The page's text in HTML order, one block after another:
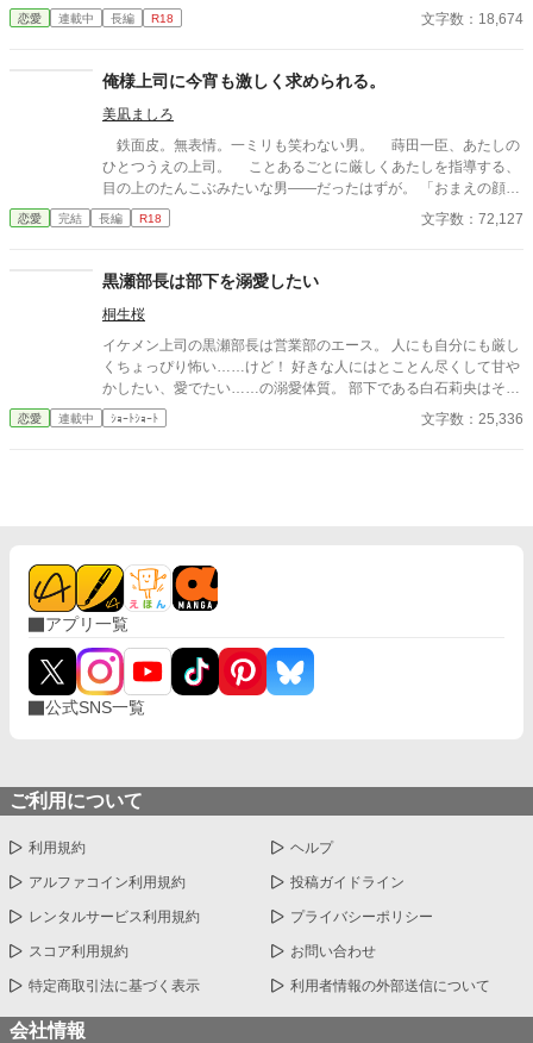
ない。 ある日、山の中で倒れている男性を発見。彼はなんと騎士
団長・レイルドで女嫌いの噂を持つ人物だった。 当然女嫌いの噂
が、レイルドには隠している秘密……性癖があった。 ――君の××
××、触らせてもらえないだろうか？
恋愛 連載中 長編 R18 文字数：18,674
俺様上司に今宵も激しく求められる。
美凪ましろ
鉄面皮。無表情。一ミリも笑わない男。 蒔田一臣、あたしの
ひとつうえの上司。 ことあるごとに厳しくあたしを指導する、
目の上のたんこぶみたいな男――だったはずが。 「おまえの顔、
えっろい」 神様仏様どうしてあたしはこの男に今宵も激しく愛
しこまれているのでしょう。 ――2000年代初頭、IT系企業で懸
2start～2026.01.17end＊＊ ◆エブリスタ様にも掲載。人気沸騰
中です！ https://estar.jp/novels/26513389
恋愛 完結 長編 R18 文字数：72,127
黒瀬部長は部下を溺愛したい
桐生桜
イケメン上司の黒瀬部長は営業部のエース。 人にも自分にも厳し
くちょっぴり怖い……けど！ 好きな人にはとことん尽くして甘や
かしたい、愛でたい……の溺愛体質。 部下である白石莉央はその
溺愛を一心に受け、とことん愛される。 スパダリ鬼上司×新人OL
のイチャラブストーリーを一話ショートに。
恋愛 連載中 ｼｮｰﾄｼｮｰﾄ 文字数：25,336
アプリ一覧
公式SNS一覧
ご利用について
利用規約 ヘルプ
アルファコイン利用規約 投稿ガイドライン
レンタルサービス利用規約 プライバシーポリシー
スコア利用規約 お問い合わせ
特定商取引法に基づく表示 利用者情報の外部送信について
会社情報